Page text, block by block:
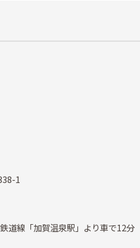
1
道線「加賀温泉駅」より車で12分